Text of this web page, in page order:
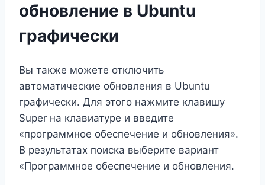
обновление в Ubuntu
графически
Вы также можете отключить
автоматические обновления в Ubuntu
графически. Для этого нажмите клавишу
Super на клавиатуре и введите
«программное обеспечение и обновления».
В результатах поиска выберите вариант
«Программное обеспечение и обновления.